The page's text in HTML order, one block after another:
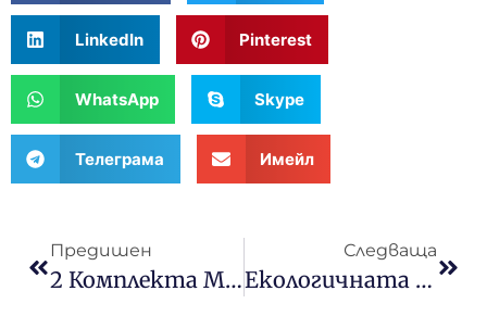
LinkedIn Pinterest
WhatsApp Skype
Телеграма Имейл
Предишен
2 Комплекта Машини За Рециклиране На Медна Тел SY-600, Изпратени До Италия
Следваща
Екологичната ACP Машина За Оголване На Листове На Пазара Е Много Обещаваща